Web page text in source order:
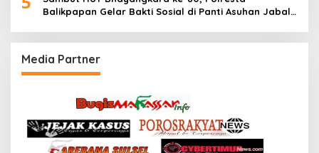
Balikpapan Gelar Bakti Sosial di Panti Asuhan Jabal
Media Partner